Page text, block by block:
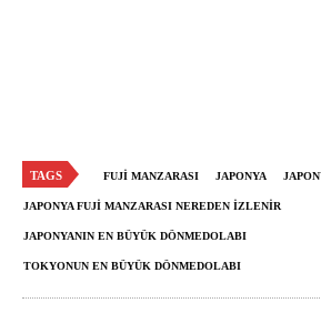
TAGS FUJI MANZARASI JAPONYA
JAPONYA FUJI MANZARASI NEREDEN IZLENIR
JAPONYANIN EN BÜYÜK DÖNMEDOLABI
TOKYONUN EN BÜYÜK DÖNMEDOLABI